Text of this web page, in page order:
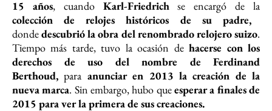
15 años, cuando Karl-Friedrichse encargó de la
colección de relojes históricos de su padre,
dondedescubrió la obra del renombrado relojero suizo.
Tiempo más tarde, tuvo la ocasión dehacerse con los
derechos de uso del nombre de Ferdinand
Berthoud, para anunciar en 2013 la creación de la
nueva marca. Sin embargo, hubo queesperar a finales de
2015 para ver la primera de sus creaciones.